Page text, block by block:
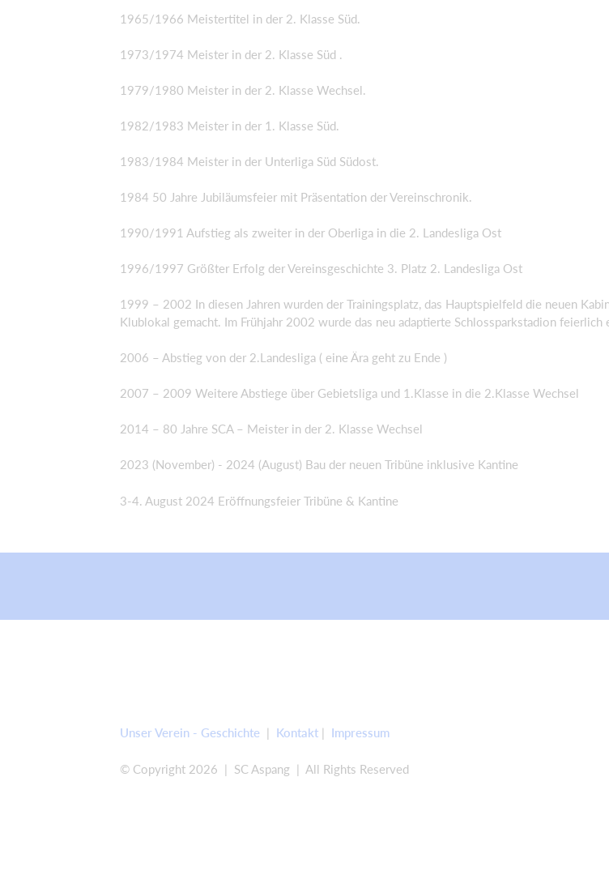
1965/1966 Meistertitel in der 2. Klasse Süd.
1973/1974 Meister in der 2. Klasse Süd .
1979/1980 Meister in der 2. Klasse Wechsel.
1982/1983 Meister in der 1. Klasse Süd.
1983/1984 Meister in der Unterliga Süd Südost.
1984 50 Jahre Jubiläumsfeier mit Präsentation der Vereinschronik.
1990/1991 Aufstieg als zweiter in der Oberliga in die 2. Landesliga Ost
1996/1997 Größter Erfolg der Vereinsgeschichte 3. Platz 2. Landesliga Ost
1999 – 2002 In diesen Jahren wurden der Trainingsplatz, das Hauptspielfeld die neuen
Klublokal gemacht. Im Frühjahr 2002 wurde das neu adaptierte Schlossparkstadion feierlich
2006 – Abstieg von der 2.Landesliga ( eine Ära geht zu Ende )
2007 – 2009 Weitere Abstiege über Gebietsliga und 1.Klasse in die 2.Klasse Wechsel
2014 – 80 Jahre SCA – Meister in der 2. Klasse Wechsel
2023 (November) - 2024 (August) Bau der neuen Tribüne inklusive Kantine
3-4. August 2024 Eröffnungsfeier Tribüne & Kantine
Unser Verein - Geschichte | Kontakt | Impressum
© Copyright 2026 | SC Aspang | All Rights Reserved